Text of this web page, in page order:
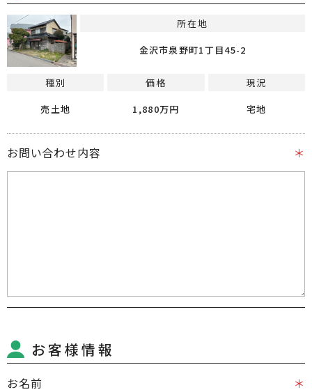
所在地
金沢市泉野町1丁目45-2
種別
売土地
価格
1,880万円
現況
宅地
お問い合わせ内容
お客様情報
お名前